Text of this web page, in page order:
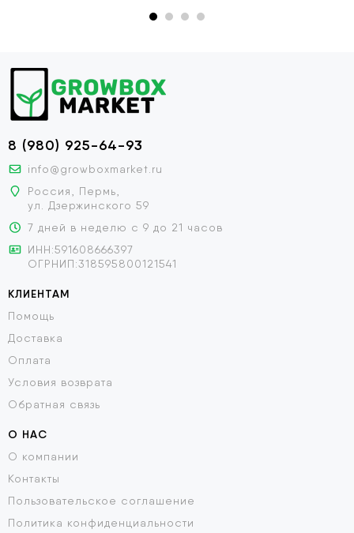
8 (980) 925-64-93
info@growboxmarket.ru
Россия, Пермь,
ул. Дзержинского 59
7 дней в неделю с 9 до 21 часов
ИНН:591608666397
ОГРНИП:318595800121541
КЛИЕНТАМ
Помощь
Доставка
Оплата
Условия возврата
Обратная связь
О НАС
О компании
Контакты
Пользовательское соглашение
Политика конфиденциальности